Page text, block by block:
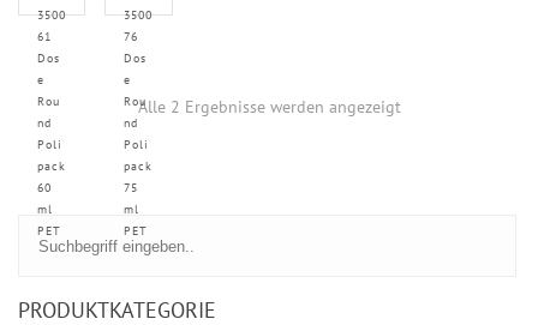
3500
61
Dos
e
Rou
nd
Poli
pack
60
ml
PET
3500
76
Dos
e
Rou
nd
Poli
pack
75
ml
PET
Alle 2 Ergebnisse werden angezeigt
PRODUKTKATEGORIE